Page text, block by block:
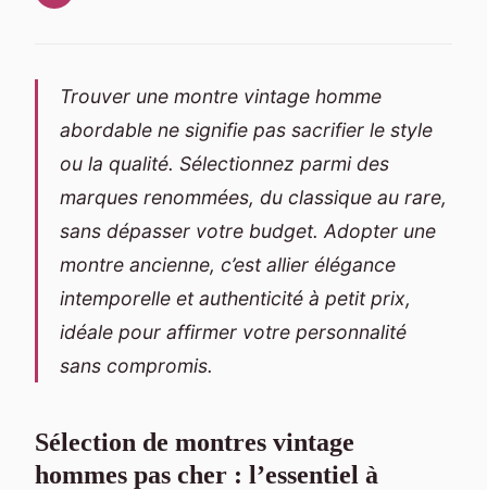
Trouver une montre vintage homme
abordable ne signifie pas sacrifier le style
ou la qualité. Sélectionnez parmi des
marques renommées, du classique au rare,
sans dépasser votre budget. Adopter une
montre ancienne, c’est allier élégance
intemporelle et authenticité à petit prix,
idéale pour affirmer votre personnalité
sans compromis.
Sélection de montres vintage
hommes pas cher : l’essentiel à